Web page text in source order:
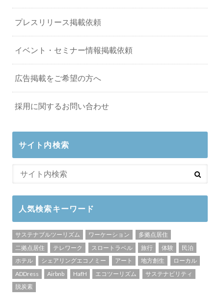
プレスリリース掲載依頼
イベント・セミナー情報掲載依頼
広告掲載をご希望の方へ
採用に関するお問い合わせ
サイト内検索
人気検索キーワード
サステナブルツーリズム ワーケーション
多拠点居住
二拠点居住
テレワーク スロートラベル 旅行 体験
民泊
ホテル
シェアリングエコノミー アート 地方創生
ローカル
ADDress
Airbnb HafH エコツーリズム
サステナビリティ
脱炭素